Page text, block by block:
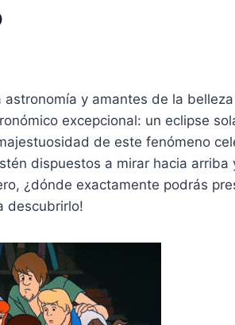
y amantes de la
excepcional: un eclipse
de este fenómeno
dispuestos a mirar hacia arriba
¿dónde exactamente podrás
descubrirlo!